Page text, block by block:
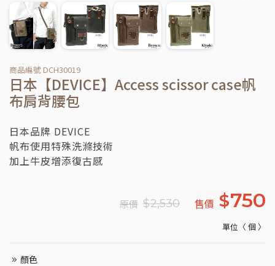
商品編號 DCH30019
日本【DEVICE】Access scissor case帆
布肩背腰包
日本品牌 DEVICE
帆布使用特殊洗滌技術
加上牛皮增添復古感
原價 $2,530 售價 $750
單位〈 個 〉
顏色